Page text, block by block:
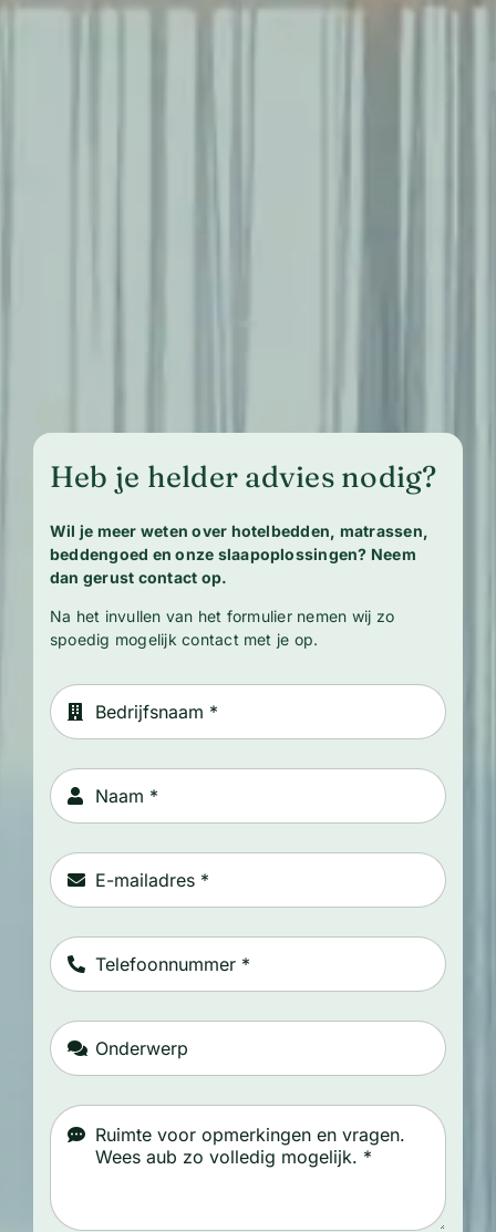
Heb je helder advies nodig?
Wil je meer weten over hotelbedden, matrassen,
beddengoed en onze slaapoplossingen? Neem
dan gerust contact op.
Na het invullen van het formulier nemen wij zo
spoedig mogelijk contact met je op.